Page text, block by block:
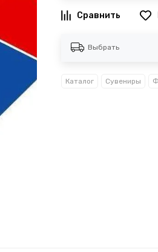
Выбрать
Каталог Сувениры